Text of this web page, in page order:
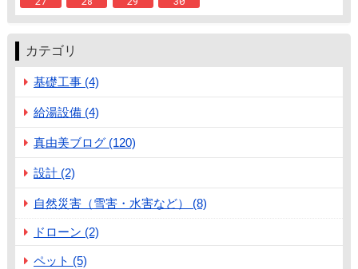
カテゴリ
基礎工事 (4)
給湯設備 (4)
真由美ブログ (120)
設計 (2)
自然災害（雪害・水害など） (8)
ドローン (2)
ペット (5)